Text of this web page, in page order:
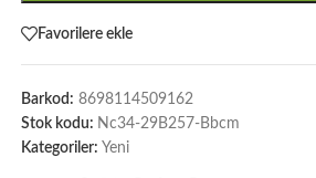
Favorilere ekle
Barkod: 8698114509162
Stok kodu: Nc34-29B257-Bbcm
Kategoriler: Yeni